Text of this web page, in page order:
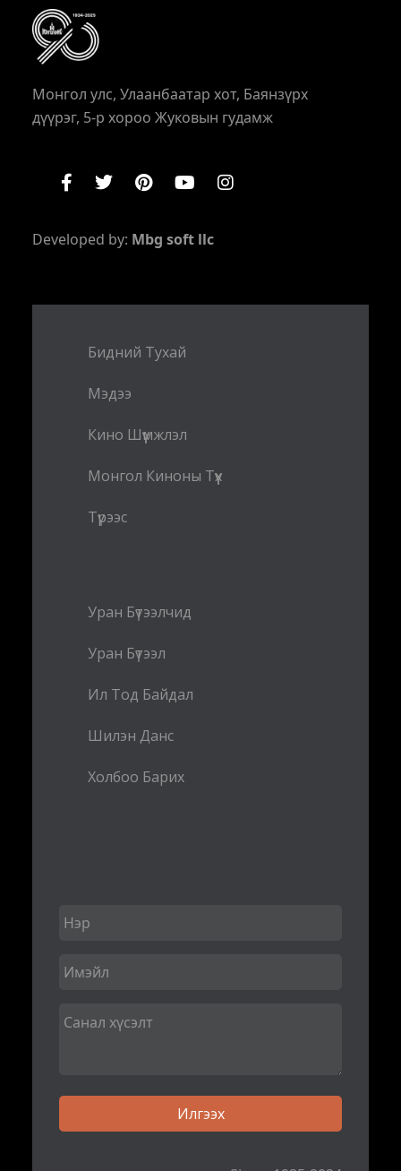
Монгол улс, Улаанбаатар хот, Баянзүрх
дүүрэг, 5-р хороо Жуковын гудамж
Developed by: Mbg soft llc
Бидний Тухай
Мэдээ
Кино Шүүмжлэл
Монгол Киноны Түүх
Түрээс
Уран Бүтээлчид
Уран Бүтээл
Ил Тод Байдал
Шилэн Данс
Холбоо Барих